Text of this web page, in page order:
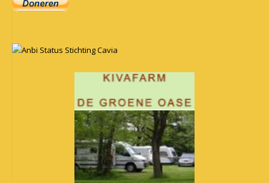
Anbi Status Stichting Cavia